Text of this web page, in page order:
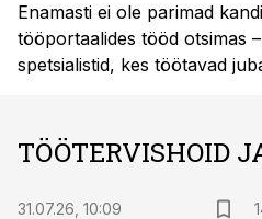
Enamasti ei ole parimad
tööportaalides tööd otsimas
spetsialistid, kes töötavad
professionaalideni seal, kus
TÖÖTERVISHOID
31.07.26, 10:09